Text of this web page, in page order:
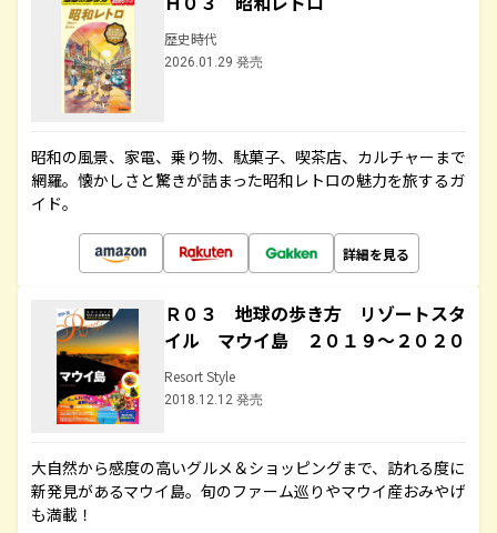
歴史時代
2026.01.29 発売
昭和の風景、家電、乗り物、駄菓子、喫茶店、カルチャーまで
網羅。懐かしさと驚きが詰まった昭和レトロの魅力を旅するガ
イド。
詳細を見る
Ｒ０３ 地球の歩き方 リゾートスタ
イル マウイ島 ２０１９～２０２０
Resort Style
2018.12.12 発売
大自然から感度の高いグルメ＆ショッピングまで、訪れる度に
新発見があるマウイ島。旬のファーム巡りやマウイ産おみやげ
も満載！